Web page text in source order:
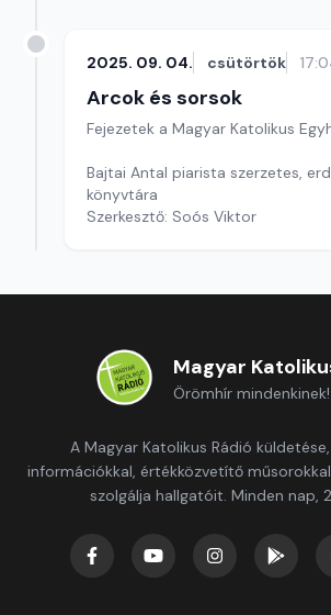
2025. 09. 04. csütörtök
Arcok és sorsok
Fejezetek a Magyar Katolikus
Bajtai Antal piarista szerzetes,
könyvtára
Szerkesztő: Soós Viktor
Magyar
Örömhír mindenkinek!
A Magyar Katolikus Rádió
információkkal, értékközvetítő
szolgálja hallgatóit. Minden nap,